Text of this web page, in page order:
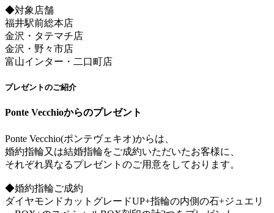
◆対象店舗
福井駅前総本店
金沢・タテマチ店
金沢・野々市店
富山インター・二口町店
プレゼントのご紹介
Ponte Vecchioからのプレゼント
Ponte Vecchio(ポンテヴェキオ)からは、
婚約指輪又は結婚指輪をご成約いただいたお客様に、
それぞれ異なるプレゼントのご用意をしております。
◆婚約指輪ご成約
ダイヤモンドカットグレードUP+指輪の内側の石+ジュエリ